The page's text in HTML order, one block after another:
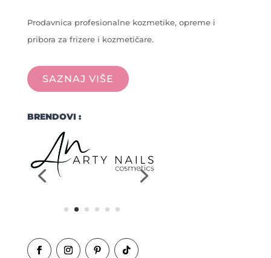
Prodavnica profesionalne kozmetike, opreme i
pribora za frizere i kozmetičare.
SAZNAJ VIŠE
BRENDOVI :